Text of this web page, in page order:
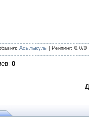
: Асылыкуль Рейтинг: 0.0/0
: 0